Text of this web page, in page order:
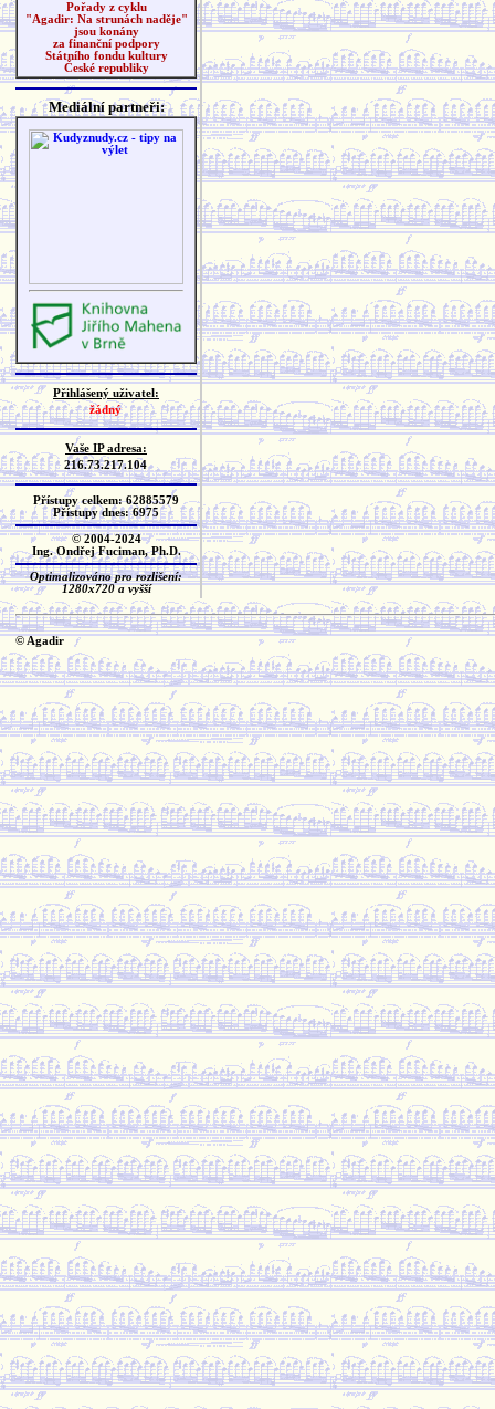
Pořady z cyklu
"Agadir: Na strunách naděje"
jsou konány
za finanční podpory
Státního fondu kultury
České republiky
Mediální partneři:
Přihlášený uživatel:
žádný
Vaše IP adresa:
216.73.217.104
Přístupy celkem: 62885579
Přístupy dnes: 6975
© 2004-2024
Ing. Ondřej Fuciman, Ph.D.
Optimalizováno pro rozlišení:
1280x720 a vyšší
© Agadir